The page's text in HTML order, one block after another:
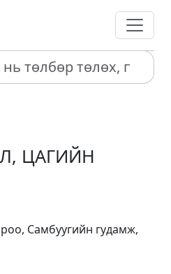
ЦАГИЙН
роо, Самбуугийн гудамж,